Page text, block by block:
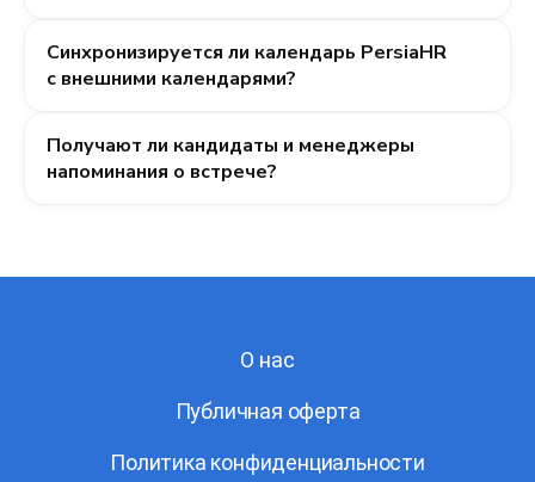
кандидата, выбрав дату и время встречи.
Информация о собеседовании появится в общем
Синхронизируется ли календарь PersiaHR
с внешними календарями?
синхронизация с Google Calendar и Outlook. Все
события, созданные в PersiaHR, автоматически
Получают ли кандидаты и менеджеры
напоминания о встрече?
О нас
Публичная оферта
Политика конфиденциальности